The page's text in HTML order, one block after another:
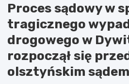
Proces sądowy w
tragicznego
drogowego w
rozpoczął się
olsztyńskim sądem